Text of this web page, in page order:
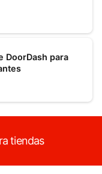
DoorDash para
tiendas